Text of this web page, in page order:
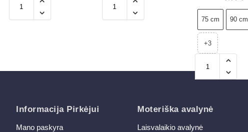
75 cm 90 cm
+3
Informacija Pirkėjui
Mano paskyra
Moteriška avalynė
Laisvalaikio avalynė